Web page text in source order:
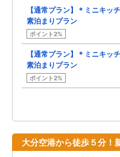
【通常プラン】＊ミニキッ
素泊まりプラン
ポイント2%
【通常プラン】＊ミニキッ
素泊まりプラン
ポイント2%
大分空港から徒歩５分！